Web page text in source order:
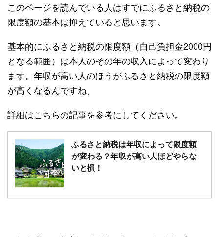
このページを読んでいる人はすでにふるさと納税の
限度額の基本は抑えていると思います。
基本的にふるさと納税の限度額（自己負担金2000円
となる範囲）は本人のその年の収入によって変わり
ます。年収が高い人のほうがふるさと納税の限度額
が高くなるんですね。
詳細はこちらの記事を参考にしてください。
ふるさと納税は年収によって限度額
が変わる？年収が高い人ほどやらな
いと損！